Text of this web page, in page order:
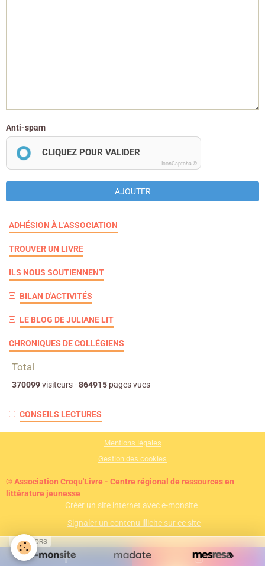
Anti-spam
CLIQUEZ POUR VALIDER
IconCaptcha ©
AJOUTER
ADHÉSION À L'ASSOCIATION
TROUVER UN LIVRE
ILS NOUS SOUTIENNENT
BILAN D'ACTIVITÉS
LE BLOG DE JULIANE LIT
CHRONIQUES DE COLLÉGIENS
Total
370099visiteurs -864915 pages vues
CONSEILS LECTURES
Mentions légales
Gestion des cookies
© Association Croqu'Livre - Centre régional de ressources en
littérature jeunesse
Créer un site internet avec e-monsite
Signaler un contenu illicite sur ce site
SPONSORS